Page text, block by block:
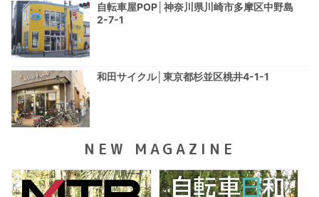
自転車屋POP│神奈川県川崎市多摩区中野島
2-7-1
和田サイクル│東京都杉並区桃井4-1-1
NEW MAGAZINE